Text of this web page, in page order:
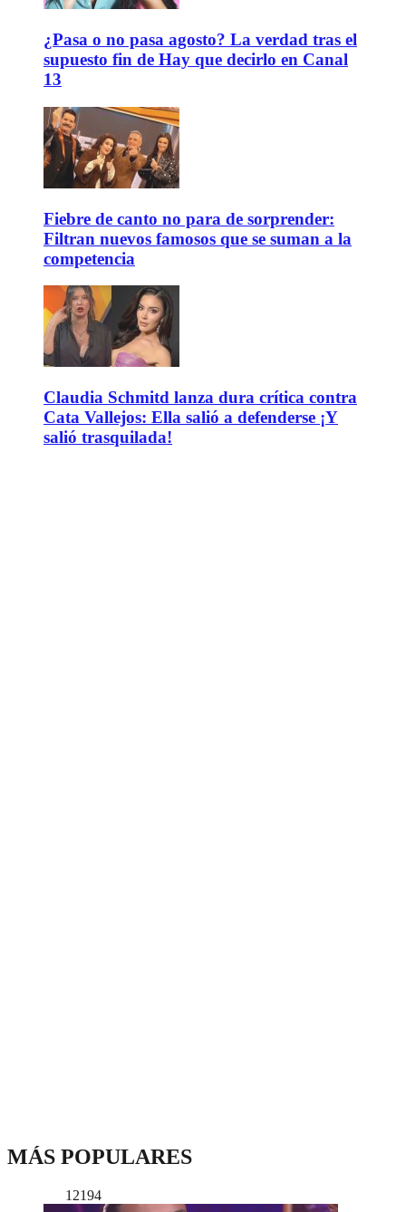
¿Pasa o no pasa agosto? La verdad tras el
supuesto fin de Hay que decirlo en Canal
13
Fiebre de canto no para de sorprender:
Filtran nuevos famosos que se suman a la
competencia
Claudia Schmitd lanza dura crítica contra
Cata Vallejos: Ella salió a defenderse ¡Y
salió trasquilada!
MÁS POPULARES
12194